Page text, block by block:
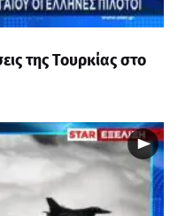
της Τουρκίας στο